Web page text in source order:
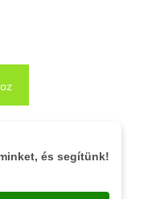
és segítünk!